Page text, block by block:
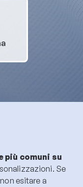
più comuni su
Se
esitare a